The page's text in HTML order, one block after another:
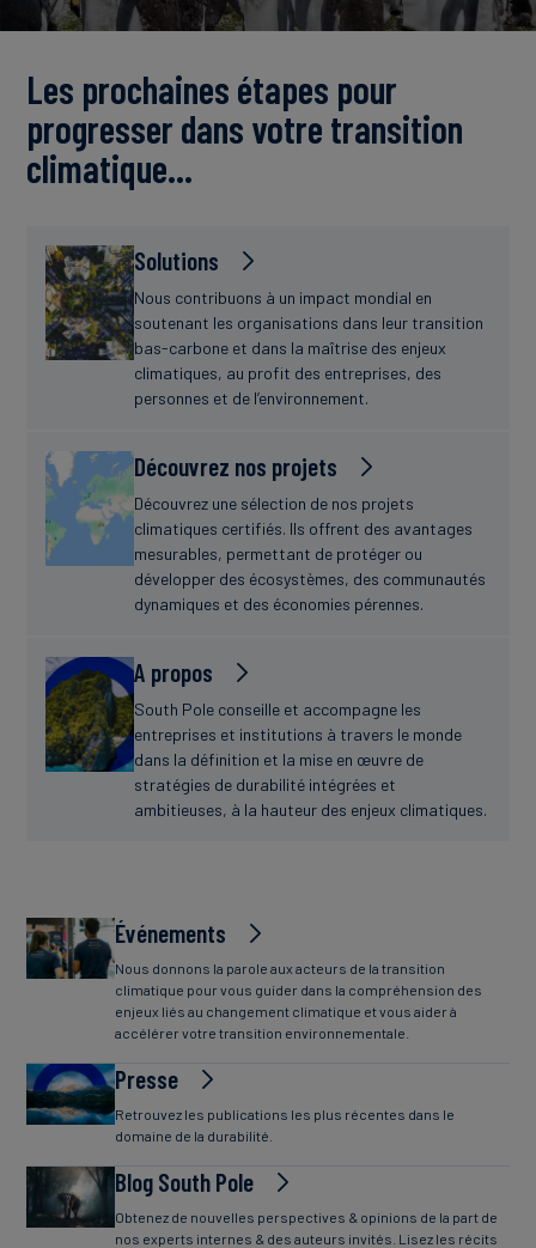
Les prochaines étapes pour
progresser dans votre transition
climatique…
Solutions
Nous contribuons à un impact mondial en
soutenant les organisations dans leur transition
bas-carbone et dans la maîtrise des enjeux
climatiques, au profit des entreprises, des
personnes et de l’environnement.
Découvrez nos projets
Découvrez une sélection de nos projets
climatiques certifiés. Ils offrent des avantages
mesurables, permettant de protéger ou
développer des écosystèmes, des communautés
dynamiques et des économies pérennes.
A propos
South Pole conseille et accompagne les
entreprises et institutions à travers le monde
dans la définition et la mise en œuvre de
stratégies de durabilité intégrées et
ambitieuses, à la hauteur des enjeux climatiques.
Événements
Nous donnons la parole aux acteurs de la transition
climatique pour vous guider dans la compréhension des
enjeux liés au changement climatique et vous aider à
accélérer votre transition environnementale.
Presse
Retrouvez les publications les plus récentes dans le
domaine de la durabilité.
Blog South Pole
Obtenez de nouvelles perspectives & opinions de la part de
nos experts internes & des auteurs invités. Lisez les récits